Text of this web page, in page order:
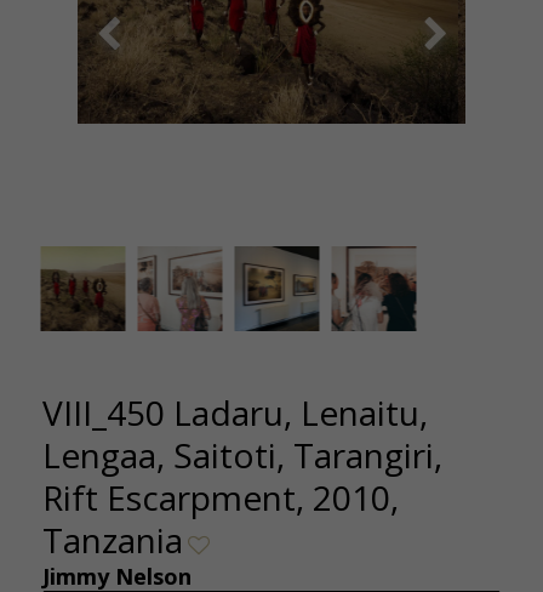
Tarangiri, Rift Escarpment - Tanzania, 2010
180x100cm
VIII_450 Ladaru, Lenaitu,
Lengaa, Saitoti, Tarangiri,
Rift Escarpment, 2010,
Tanzania
Jimmy Nelson